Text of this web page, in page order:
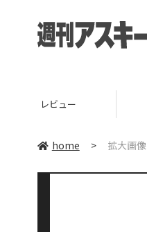
レビュー
home > 拡大画像